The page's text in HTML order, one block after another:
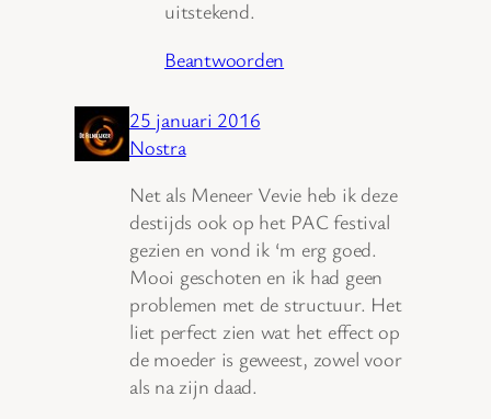
uitstekend.
Beantwoorden
25 januari 2016
Nostra
Net als Meneer Vevie heb ik deze
destijds ook op het PAC festival
gezien en vond ik ‘m erg goed.
Mooi geschoten en ik had geen
problemen met de structuur. Het
liet perfect zien wat het effect op
de moeder is geweest, zowel voor
als na zijn daad.